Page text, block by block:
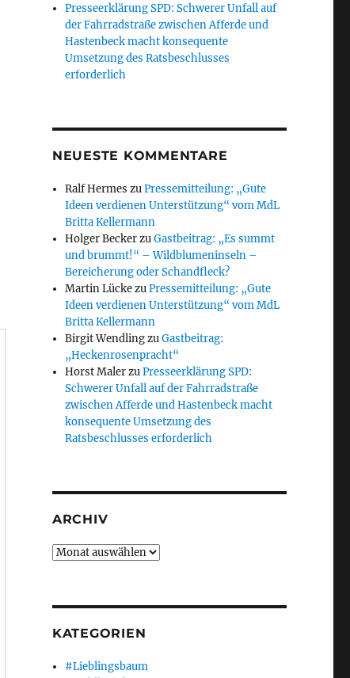
Presseerklärung SPD: Schwerer Unfall auf
der Fahrradstraße zwischen Afferde und
Hastenbeck macht konsequente
Umsetzung des Ratsbeschlusses
erforderlich
NEUESTE KOMMENTARE
Ralf Hermes zuPressemitteilung: „Gute
Ideen verdienen Unterstützung“ vom MdL
Britta Kellermann
Holger BeckerzuGastbeitrag: „Es summt
und brummt!“ – Wildblumeninseln –
Bereicherung oder Schandfleck?
Martin LückezuPressemitteilung: „Gute
Ideen verdienen Unterstützung“ vom MdL
Britta Kellermann
Birgit WendlingzuGastbeitrag:
„Heckenrosenpracht“
Horst MalerzuPresseerklärung SPD:
Schwerer Unfall auf der Fahrradstraße
zwischen Afferde und Hastenbeck macht
konsequente Umsetzung des
Ratsbeschlusses erforderlich
ARCHIV
Archiv
KATEGORIEN
#Lieblingsbaum